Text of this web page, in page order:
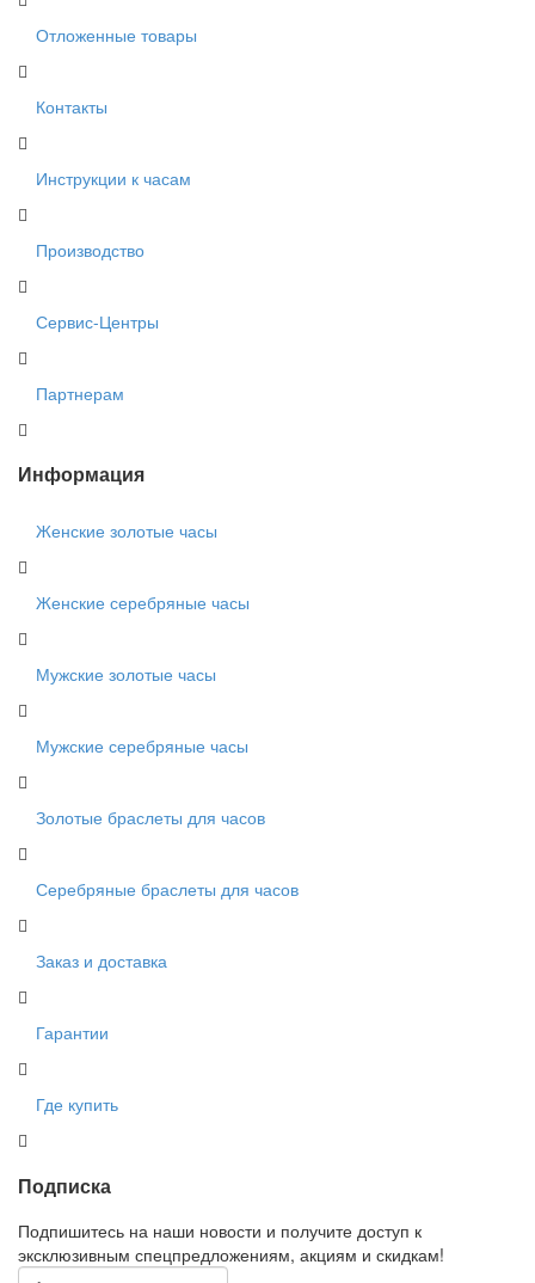
Отложенные товары
Контакты
Инструкции к часам
Производство
Сервис-Центры
Партнерам
Информация
Женские золотые часы
Женские серебряные часы
Мужские золотые часы
Мужские серебряные часы
Золотые браслеты для часов
Серебряные браслеты для часов
Заказ и доставка
Гарантии
Где купить
Подписка
Подпишитесь на наши новости и получите доступ к
эксклюзивным спецпредложениям, акциям и скидкам!